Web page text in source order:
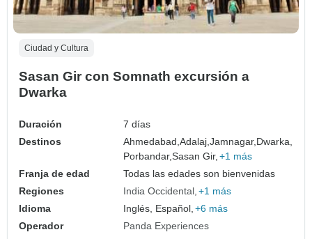
Ciudad y Cultura
Sasan Gir con Somnath excursión a
Dwarka
Duración
7 días
Destinos
Ahmedabad,Adalaj,Jamnagar,Dwarka,
Porbandar,Sasan Gir, +1 más
Franja de edad
Todas las edades son bienvenidas
Regiones
India Occidental +1 más
Idioma
Inglés, Español, +6 más
Operador
Panda Experiences